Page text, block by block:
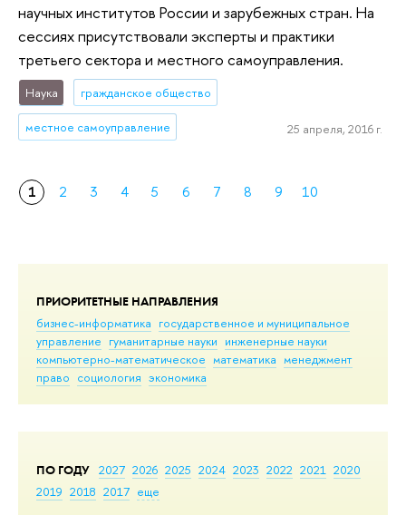
ПРИОРИТЕТНЫЕ НАПРАВЛЕНИЯ
бизнес-информатика государственное и муниципальное
управление гуманитарные науки инженерные науки
компьютерно-математическое математика менеджмент
право социология экономика
ПО ГОДУ 2027 2026 2025 2024 2023 2022 2021 2020
2019 2018 2017 еще
научных институтов России и зарубежных стран. На
сессиях присутствовали эксперты и практики
третьего сектора и местного самоуправления.
Наука гражданское общество
местное самоуправление 25 апреля, 2016 г.
1 2 3 4 5 6 7 8 9 10